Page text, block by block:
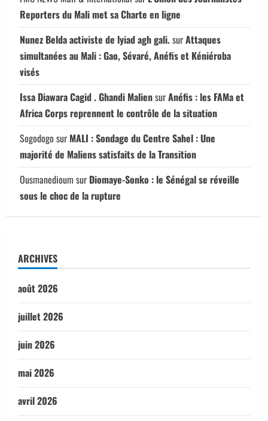
Reporters du Mali met sa Charte en ligne
Nunez Belda activiste de lyiad agh gali.surAttaques
simultanées au Mali : Gao, Sévaré, Anéfis et Kéniéroba
visés
Issa Diawara Cagid . Ghandi MaliensurAnéfis : les FAMa et
Africa Corps reprennent le contrôle de la situation
Sogodogo sur MALI : Sondage du Centre Sahel : Une
majorité de Maliens satisfaits de la Transition
Ousmanedioum sur Diomaye-Sonko : le Sénégal se réveille
sous le choc de la rupture
ARCHIVES
août 2026
juillet 2026
juin 2026
mai 2026
avril 2026